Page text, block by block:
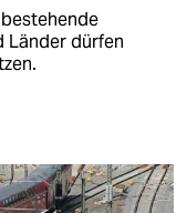
Länder dürfen